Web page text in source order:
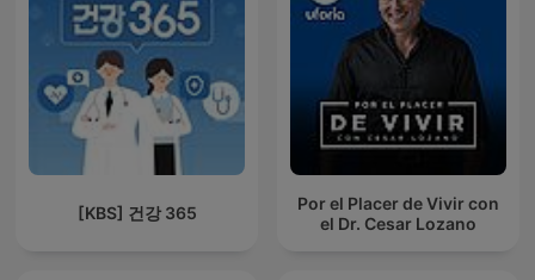
[KBS] 건강 365
Por el Placer de Vivir con
el Dr. Cesar Lozano